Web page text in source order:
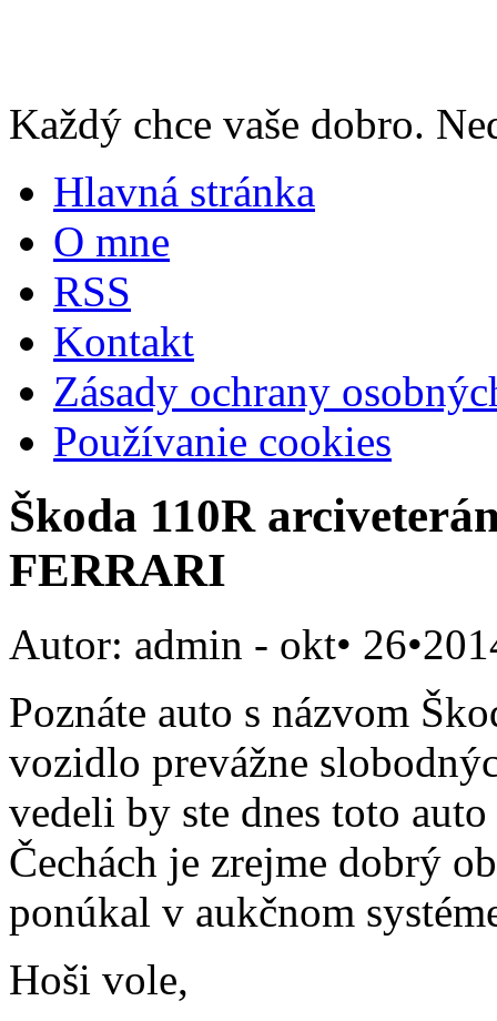
Každý chce vaše dobro.
Hlavná stránka
O mne
RSS
Kontakt
Zásady ochrany
Používanie cookies
Škoda 110R
FERRARI
Autor: admin - okt•
Poznáte auto s názvom
vozidlo prevážne
vedeli by ste dnes toto
Čechách je zrejme dobrý
ponúkal v aukčnom
Hoši vole,